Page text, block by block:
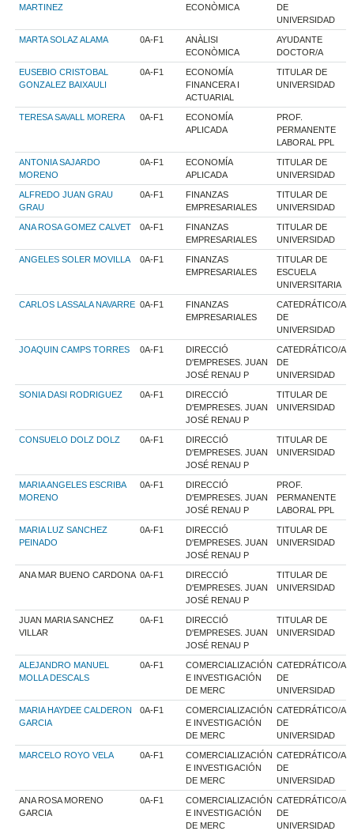
MARTINEZ
ECONÒMICA
DE
UNIVERSIDAD
MARTA SOLAZ ALAMA 0A-F1
ANÀLISI
ECONÒMICA
AYUDANTE
DOCTOR/A
EUSEBIO CRISTOBAL
GONZALEZ BAIXAULI
0A-F1
ECONOMÍA
FINANCERA I
ACTUARIAL
TITULAR DE
UNIVERSIDAD
TERESA SAVALL MORERA 0A-F1
ECONOMÍA
APLICADA
PROF.
PERMANENTE
LABORAL PPL
ANTONIA SAJARDO
MORENO
0A-F1
ECONOMÍA
APLICADA
TITULAR DE
UNIVERSIDAD
ALFREDO JUAN GRAU
GRAU
0A-F1
FINANZAS
EMPRESARIALES
TITULAR DE
UNIVERSIDAD
ANA ROSA GOMEZ CALVET 0A-F1
FINANZAS
EMPRESARIALES
TITULAR DE
UNIVERSIDAD
ANGELES SOLER MOVILLA 0A-F1
FINANZAS
EMPRESARIALES
TITULAR DE
ESCUELA
UNIVERSITARIA
CARLOS LASSALA NAVARRE 0A-F1
FINANZAS
EMPRESARIALES
CATEDRÁTICO/A
DE
UNIVERSIDAD
JOAQUIN CAMPS TORRES 0A-F1
DIRECCIÓ
D'EMPRESES. JUAN
JOSÉ RENAU P
CATEDRÁTICO/A
DE
UNIVERSIDAD
SONIA DASI RODRIGUEZ 0A-F1
DIRECCIÓ
D'EMPRESES. JUAN
JOSÉ RENAU P
TITULAR DE
UNIVERSIDAD
CONSUELO DOLZ DOLZ 0A-F1
DIRECCIÓ
D'EMPRESES. JUAN
JOSÉ RENAU P
TITULAR DE
UNIVERSIDAD
MARIA ANGELES ESCRIBA
MORENO
0A-F1
DIRECCIÓ
D'EMPRESES. JUAN
JOSÉ RENAU P
PROF.
PERMANENTE
LABORAL PPL
MARIA LUZ SANCHEZ
PEINADO
0A-F1
DIRECCIÓ
D'EMPRESES. JUAN
JOSÉ RENAU P
TITULAR DE
UNIVERSIDAD
ANA MAR BUENO CARDONA 0A-F1
DIRECCIÓ
D'EMPRESES. JUAN
JOSÉ RENAU P
TITULAR DE
UNIVERSIDAD
JUAN MARIA SANCHEZ
VILLAR
0A-F1
DIRECCIÓ
D'EMPRESES. JUAN
JOSÉ RENAU P
TITULAR DE
UNIVERSIDAD
ALEJANDRO MANUEL
MOLLA DESCALS
0A-F1
COMERCIALIZACIÓN
E INVESTIGACIÓN
DE MERC
CATEDRÁTICO/A
DE
UNIVERSIDAD
MARIA HAYDEE CALDERON
GARCIA
0A-F1
COMERCIALIZACIÓN
E INVESTIGACIÓN
DE MERC
CATEDRÁTICO/A
DE
UNIVERSIDAD
MARCELO ROYO VELA 0A-F1
COMERCIALIZACIÓN
E INVESTIGACIÓN
DE MERC
CATEDRÁTICO/A
DE
UNIVERSIDAD
ANA ROSA MORENO
GARCIA
0A-F1
COMERCIALIZACIÓN
E INVESTIGACIÓN
DE MERC
CATEDRÁTICO/A
DE
UNIVERSIDAD